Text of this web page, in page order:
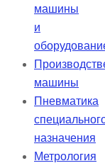
машины
и
машины
Пневматика
назначения
Метрология